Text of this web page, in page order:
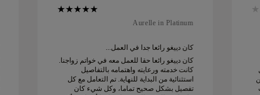
Aurelle in Platinum
كان دييغو رائعا جدا في العمل...
كان دييغو رائعا حقا للعمل معه في خواتم زواجنا.
كانت خدمته ورعايته واهتمامه بالتفاصيل
استثنائية من البداية للنهاية. تم التعامل مع كل
تفصيل بشكل صحيح تماما، وكل شيء كان